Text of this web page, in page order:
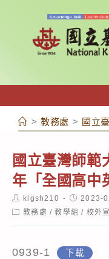
容
> 教務處 > 國立
國立臺灣師範
年「全國高中
Post
author:
klgsh210
Post2023-
Post教務處 / 教學組 / 校外
0939-1 下載